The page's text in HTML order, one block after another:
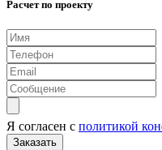
Расчет по проекту
Я согласен с политикой
Заказать